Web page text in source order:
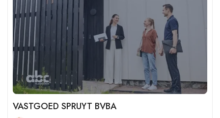
VASTGOED SPRUYT BVBA